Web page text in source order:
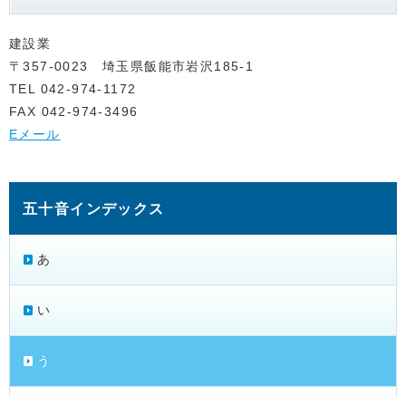
建設業
〒357-0023 埼玉県飯能市岩沢185-1
TEL 042-974-1172
FAX 042-974-3496
Eメール
五十音インデックス
あ
い
う